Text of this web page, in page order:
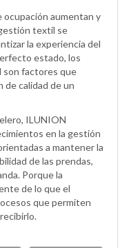
ocupación aumentan y
textil se
la experiencia del
estado, los
son factores que
calidad de un
ILUNION
en la gestión
a mantener la
de las prendas,
Porque la
de lo que el
que permiten